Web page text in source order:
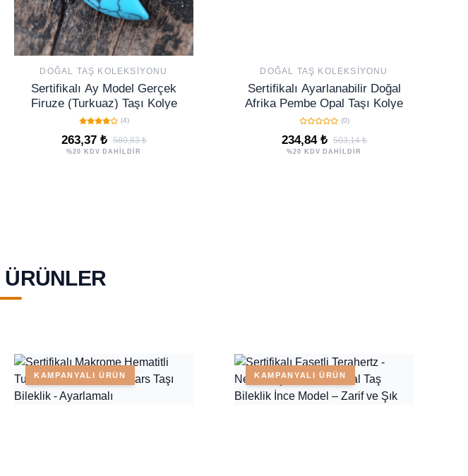
DOĞAL TAŞ KOLEKSIYONU
Sertifikalı Ay Model Gerçek
Firuze (Turkuaz) Taşı Kolye
(4)
263,37 ₺ 580,83 ₺
%20 KDV DAHİLDİR
DOĞAL TAŞ KOLEKSIYONU
Sertifikalı Ayarlanabilir Doğal
Afrika Pembe Opal Taşı Kolye
(0)
234,84 ₺ 503,14 ₺
%20 KDV DAHİLDİR
KAMPANYALI ÜRÜN KAMPANYALI ÜRÜN